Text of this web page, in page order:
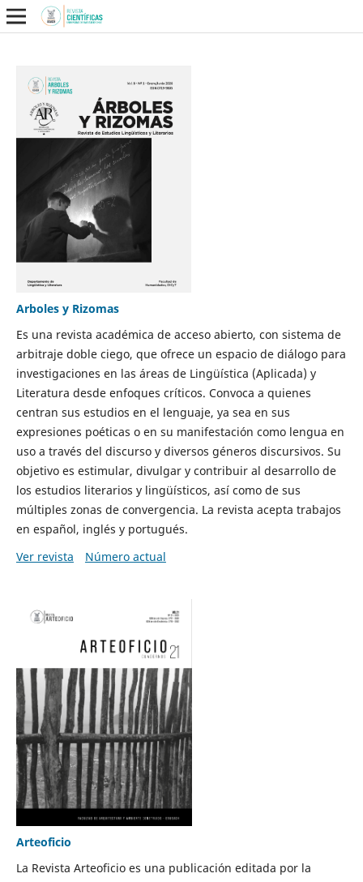
Arboles y Rizomas
Es una revista académica de acceso abierto, con sistema de
arbitraje doble ciego, que ofrece un espacio de diálogo para
investigaciones en las áreas de Lingüística (Aplicada) y
Literatura desde enfoques críticos. Convoca a quienes
centran sus estudios en el lenguaje, ya sea en sus
expresiones poéticas o en su manifestación como lengua en
uso a través del discurso y diversos géneros discursivos. Su
objetivo es estimular, divulgar y contribuir al desarrollo de
los estudios literarios y lingüísticos, así como de sus
múltiples zonas de convergencia. La revista acepta trabajos
en español, inglés y portugués.
Ver revista
Número actual
Arteoficio
La Revista Arteoficio es una publicación editada por la